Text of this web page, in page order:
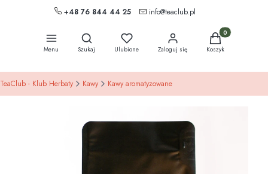
+48 76 844 44 25 info@teaclub.pl
Menu
Otwórz wyszukiwarkę
Szukaj Ulubione Zaloguj się
Produkty w
Koszyk
TeaClub - Klub Herbaty Kawy Kawy aromatyzowane